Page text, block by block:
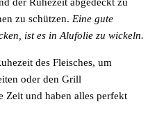
der Ruhezeit abgedeckt zu
zu schützen. Eine gute
ist es in Alufolie zu wickeln.
des Fleisches, um
oder den Grill
Zeit und haben alles perfekt